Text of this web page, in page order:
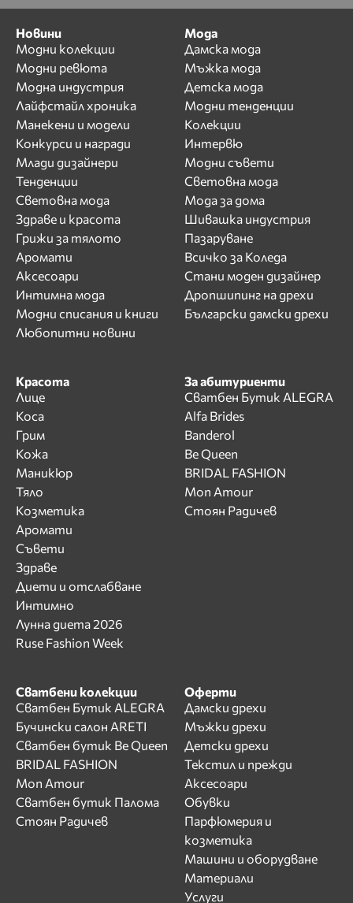
Новини
Модни колекции
Модни ревюта
Модна индустрия
Лайфстайл хроника
Манекени и модели
Конкурси и награди
Млади дизайнери
Тенденции
Световна мода
Здраве и красота
Грижи за тялото
Аромати
Аксесоари
Интимна мода
Модни списания и книги
Любопитни новини
Мода
Дамска мода
Мъжка мода
Детска мода
Модни тенденции
Колекции
Интервю
Модни съвети
Световна мода
Мода за дома
Шивашка индустрия
Пазаруване
Всичко за Коледа
Стани моден дизайнер
Дропшипинг на дрехи
Български дамски дрехи
Красота
Лице
Коса
Грим
Кожа
Маникюр
Тяло
Козметика
Аромати
Съвети
Здраве
Диети и отслабване
Интимно
Лунна диета 2026
Ruse Fashion Week
За абитуриенти
Сватбен Бутик ALEGRA
Alfa Brides
Banderol
Be Queen
BRIDAL FASHION
Mon Amour
Стоян Радичев
Сватбени колекции
Сватбен Бутик ALEGRA
Бучински салон ARETI
Сватбен бутик Be Queen
BRIDAL FASHION
Mon Amour
Сватбен бутик Палома
Стоян Радичев
Оферти
Дамски дрехи
Мъжки дрехи
Детски дрехи
Текстил и прежди
Аксесоари
Обувки
Парфюмерия и
козметика
Машини и оборудване
Материали
Услуги